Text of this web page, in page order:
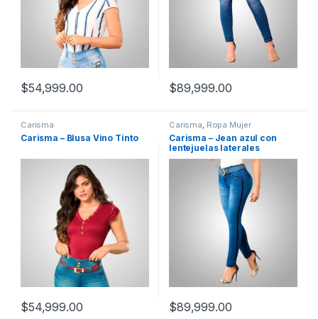
$54,999.00 $89,999.00
Carisma
Carisma – Blusa Vino Tinto
$54,999.00
Carisma, Ropa Mujer
Carisma – Jean azul con
lentejuelas laterales
$89,999.00